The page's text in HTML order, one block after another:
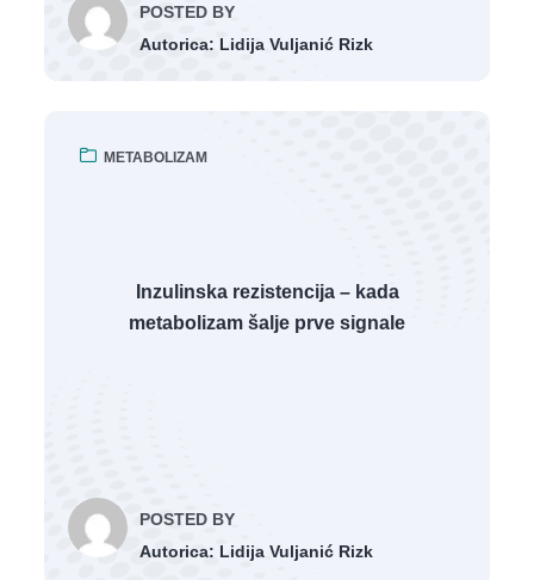
POSTED BY
Autorica: Lidija Vuljanić Rizk
METABOLIZAM
Inzulinska rezistencija – kada
metabolizam šalje prve signale
POSTED BY
Autorica: Lidija Vuljanić Rizk